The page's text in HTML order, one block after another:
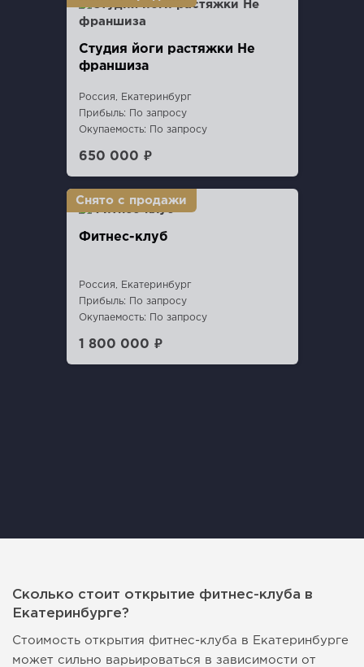
Студия йоги растяжки Не
франшиза
Россия, Екатеринбург
Прибыль: По запросу
Окупаемость: По запросу
650 000 ₽
Фитнес-клуб
Россия, Екатеринбург
Прибыль: По запросу
Окупаемость: По запросу
1 800 000 ₽
Сколько стоит открытие фитнес-клуба в
Екатеринбурге?
Стоимость открытия фитнес-клуба в Екатеринбурге
может сильно варьироваться в зависимости от